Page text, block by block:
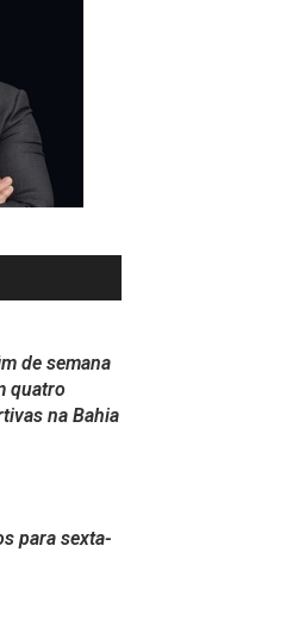
de semana
quatro
na Bahia
para sexta-